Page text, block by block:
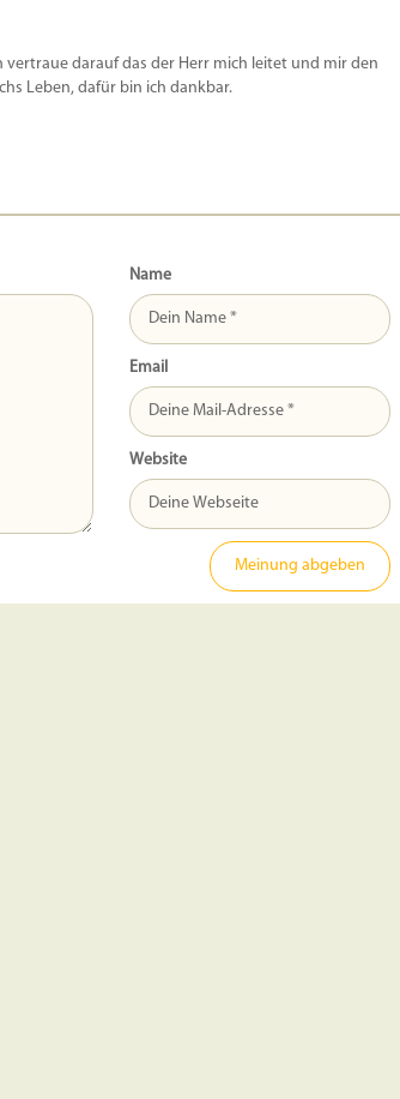
vertraue darauf das der Herr mich leitet und mir den
Leben, dafür bin ich dankbar.
Name
Email
Website